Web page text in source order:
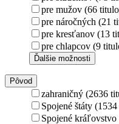
pre mužov (66
pre náročných (21
pre kresťanov (13
pre chlapcov (9
Ďalšie možnosti
Pôvod
zahraničný (2636
Spojené štáty
Spojené